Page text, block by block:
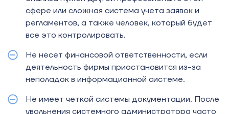
сфере или сложная система учета заявок и
регламентов, а также человек, который будет
все это контролировать.
Не несет финансовой ответственности, если
деятельность фирмы приостановится из-за
неполадок в информационной системе.
Не имеет четкой системы документации. После
увольнения системного администратора часто